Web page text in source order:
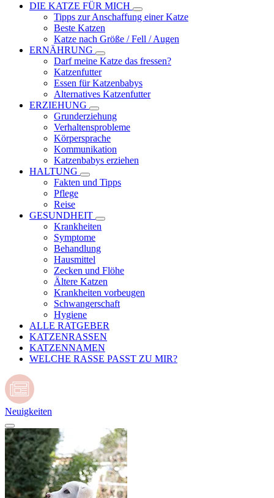
DIE KATZE FÜR MICH
Tipps zur Anschaffung einer Katze
Beste Katzen
Katze nach Größe / Fell / Augen
ERNÄHRUNG
Darf meine Katze das fressen?
Katzenfutter
Essen für Katzenbabys
Alternatives Katzenfutter
ERZIEHUNG
Grunderziehung
Verhaltensprobleme
Körpersprache
Kommunikation
Katzenbabys erziehen
HALTUNG
Fakten und Tipps
Pflege
Reise
GESUNDHEIT
Krankheiten
Symptome
Behandlung
Hausmittel
Zecken und Flöhe
Ältere Katzen
Krankheiten vorbeugen
Schwangerschaft
Hygiene
ALLE RATGEBER
KATZENRASSEN
KATZENNAMEN
WELCHE RASSE PASST ZU MIR?
Neuigkeiten